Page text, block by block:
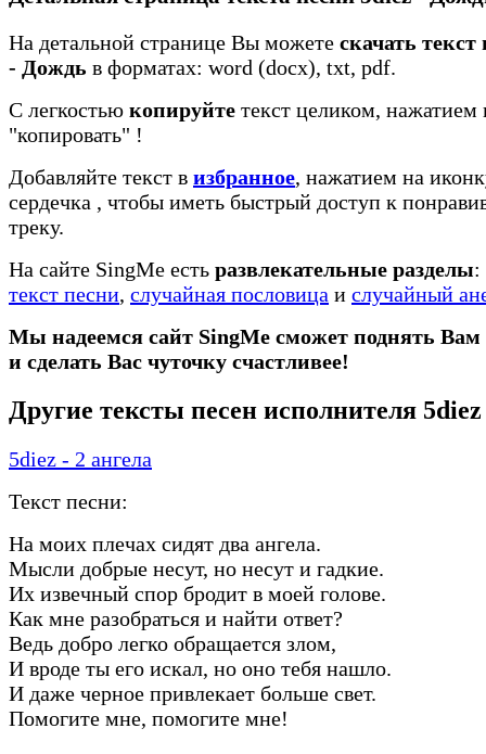
На детальной странице Вы можете скачать текст
- Дождь в форматах: word (docx), txt, pdf.
С легкостью копируйте текст целиком, нажатием
"копировать" !
Добавляйте текст в избранное, нажатием на
сердечка , чтобы иметь быстрый доступ к
треку.
На сайте SingMe есть развлекательные разделы:
текст песни, случайная пословица и случайный
Мы надеемся сайт SingMe сможет поднять Вам
и сделать Вас чуточку счастливее!
Другие тексты песен исполнителя 5diez
5diez - 2 ангела
Текст песни:
На моих плечах сидят два ангела.
Мысли добрые несут, но несут и гадкие.
Их извечный спор бродит в моей голове.
Как мне разобраться и найти ответ?
Ведь добро легко обращается злом,
И вроде ты его искал, но оно тебя нашло.
И даже черное привлекает больше свет.
Помогите мне, помогите мне!